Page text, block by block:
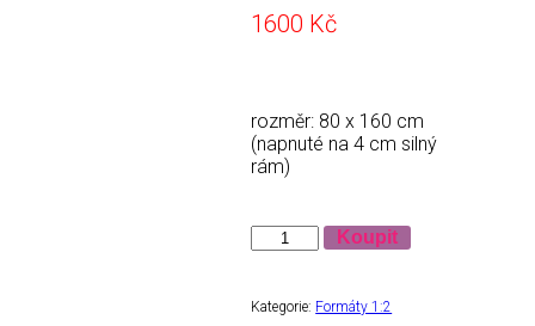
1600 Kč
rozměr: 80 x 160 cm
(napnuté na 4 cm silný
rám)
Množství Koupit
Kategorie: Formáty 1:2